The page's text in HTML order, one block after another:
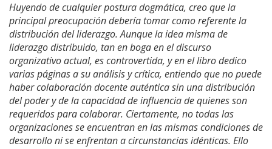
Huyendo de cualquier postura dogmática, creo que la
principal preocupación debería tomar como referente la
distribución del liderazgo. Aunque la idea misma de
liderazgo distribuido, tan en boga en el discurso
organizativo actual, es controvertida, y en el libro dedico
varias páginas a su análisis y crítica, entiendo que no puede
haber colaboración docente auténtica sin una distribución
del poder y de la capacidad de influencia de quienes son
requeridos para colaborar. Ciertamente, no todas las
organizaciones se encuentran en las mismas condiciones de
desarrollo ni se enfrentan a circunstancias idénticas. Ello